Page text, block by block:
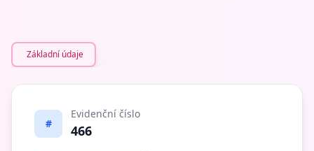
Základní údaje
#
Evidenční číslo
466